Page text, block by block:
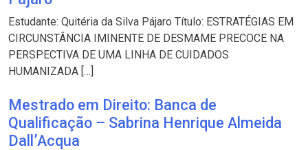
Estudante: Quitéria da Silva Pájaro Título: ESTRATÉGIAS EM
CIRCUNSTÂNCIA IMINENTE DE DESMAME PRECOCE NA
PERSPECTIVA DE UMA LINHA DE CUIDADOS
HUMANIZADA […]
Mestrado em Direito: Banca de
Qualificação – Sabrina Henrique Almeida
Dall’Acqua